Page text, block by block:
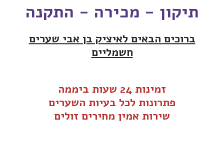
תיקון - מכירה - התקנה
ברוכים הבאים לאיציק בן אבי שערים
חשמליים
זמינות 24 שעות ביממה
פתרונות לכל בעיות השערים
שירות אמין מחירים זולים